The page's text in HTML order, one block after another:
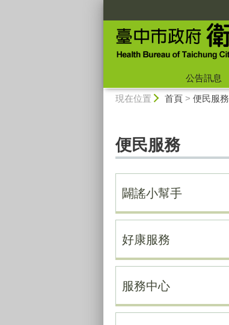
公告訊息
現在位置 首頁> 便民服務
便民服務
闢謠小幫手
好康服務
服務中心